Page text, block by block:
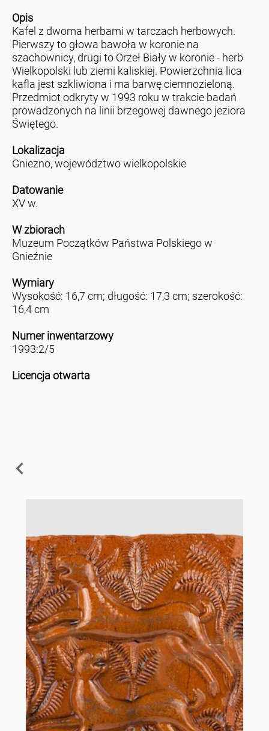
Opis
Kafel z dwoma herbami w tarczach herbowych.
Pierwszy to głowa bawoła w koronie na
szachownicy, drugi to Orzeł Biały w koronie - herb
Wielkopolski lub ziemi kaliskiej. Powierzchnia lica
kafla jest szkliwiona i ma barwę ciemnozieloną.
Przedmiot odkryty w 1993 roku w trakcie badań
prowadzonych na linii brzegowej dawnego jeziora
Świętego.
Lokalizacja
Gniezno, województwo wielkopolskie
Datowanie
XV w.
W zbiorach
Muzeum Początków Państwa Polskiego w
Gnieźnie
Wymiary
Wysokość: 16,7 cm; długość: 17,3 cm; szerokość:
16,4 cm
Numer inwentarzowy
1993:2/5
Licencja otwarta